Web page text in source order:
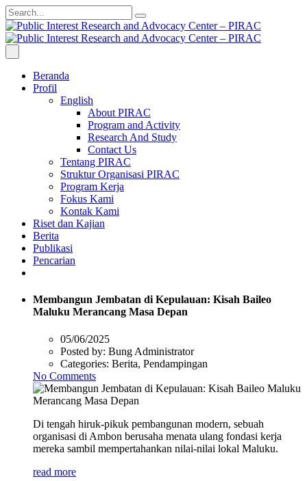
Beranda
Profil
English
About PIRAC
Program and Activity
Research And Study
Contact Us
Tentang PIRAC
Struktur Organisasi PIRAC
Program Kerja
Fokus Kami
Kontak Kami
Riset dan Kajian
Berita
Publikasi
Pencarian
Membangun Jembatan di Kepulauan: Kisah Baileo
Maluku Merancang Masa Depan
05/06/2025
Posted by: Bung Administrator
Categories: Berita, Pendampingan
No Comments
Di tengah hiruk-pikuk pembangunan modern, sebuah
organisasi di Ambon berusaha menata ulang fondasi kerja
mereka sambil mempertahankan nilai-nilai lokal Maluku.
read more